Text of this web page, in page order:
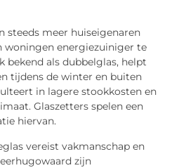
steeds meer huiseigenaren
woningen energiezuiniger te
bekend als dubbelglas, helpt
tijdens de winter en buiten
in lagere stookkosten en
Glaszetters spelen een
hiervan.
vereist vakmanschap en
zijn